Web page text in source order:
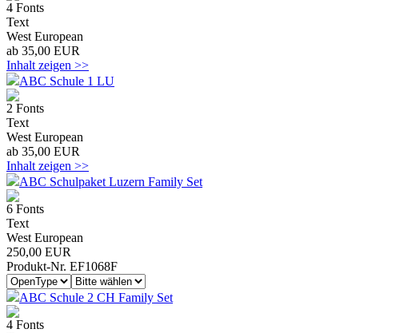
4 Fonts
Text
West European
ab 35,00 EUR
Inhalt zeigen >>
ABC Schule 1 LU
2 Fonts
Text
West European
ab 35,00 EUR
Inhalt zeigen >>
ABC Schulpaket Luzern Family Set
6 Fonts
Text
West European
250,00 EUR
Produkt-Nr. EF1068F
ABC Schule 2 CH Family Set
4 Fonts